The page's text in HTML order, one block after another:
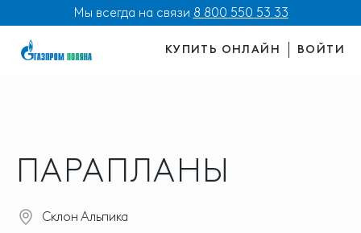
Мы всегда на связи 8 800 550 53 33
КУПИТЬ ОНЛАЙН ВОЙТИ
ПАРАПЛАНЫ
Склон Альпика